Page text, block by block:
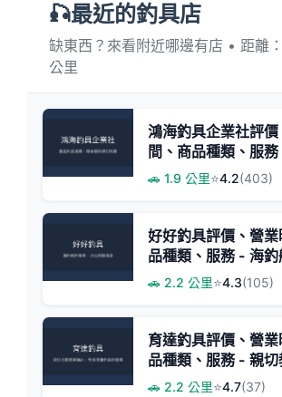
🎣最近的釣具店
缺東西？來看附近哪邊有店 • 距離
公里
鴻海釣具企業社評
間、商品種類、服
具與專業諮詢
🚗 1.9 公里⭐4.2(403)
好好釣具評價、營
品種類、服務 - 海
經銷
🚗 2.2 公里⭐4.3(105)
育達釣具評價、營
品種類、服務 - 親
業維修
🚗 2.2 公里⭐4.7(37)